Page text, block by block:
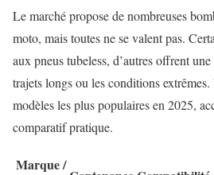
Le marché propose de nombreuses
moto, mais toutes ne se valent pas.
aux pneus tubeless, d’autres offrent
trajets longs ou les conditions
modèles les plus populaires en 2025,
comparatif pratique.
Marque /